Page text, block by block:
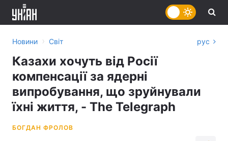
Новини › Світ рус
Казахи хочуть від Росії
компенсації за ядерні
випробування, що зруйнували
їхні життя, - The Telegraph
БОГДАН ФРОЛОВ